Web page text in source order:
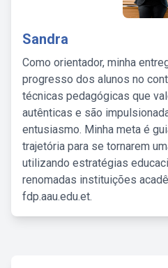
Sandra
Como orientador, minha
progresso dos alunos no
técnicas pedagógicas que
autênticas e são
entusiasmo. Minha meta é
trajetória para se tornarem
utilizando estratégias
renomadas instituições
fdp.aau.edu.et.